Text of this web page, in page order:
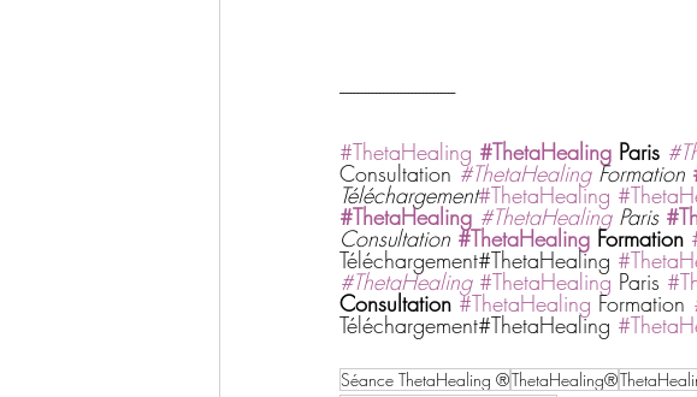
--------------------------------
#ThetaHealing #ThetaHealing Paris
Consultation #ThetaHealing Formation
Téléchargement#ThetaHealing
#ThetaHealing #ThetaHealing Paris
Consultation #ThetaHealing Formation
Téléchargement#ThetaHealing
#ThetaHealing #ThetaHealing Paris
Consultation #ThetaHealing Formation
Téléchargement#ThetaHealing
Séance ThetaHealing ®ThetaHealing®